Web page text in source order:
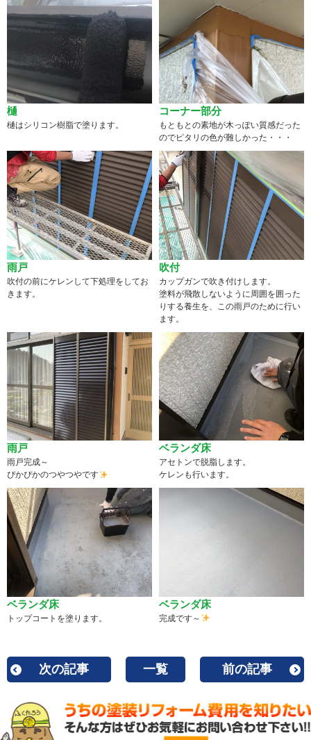
樋
樋はシリコン樹脂で塗ります。
コーナー部分
もともとの素地が木っぽい質感だった
のでピタリの色が難しかった・・・
雨戸
吹付の前にケレンして下処理をしてお
きます。
吹付
カップガンで吹き付けします。
塗料が飛散しないように周囲を囲った
りする養生を、この雨戸のために行い
ます。
雨戸
雨戸完成～
ぴかぴかのつやつやです
ベランダ床
アセトンで脱脂します。
ケレンも行います。
ベランダ床
トップコートを塗ります。
ベランダ床
完成です～
次の記事 一覧 前の記事